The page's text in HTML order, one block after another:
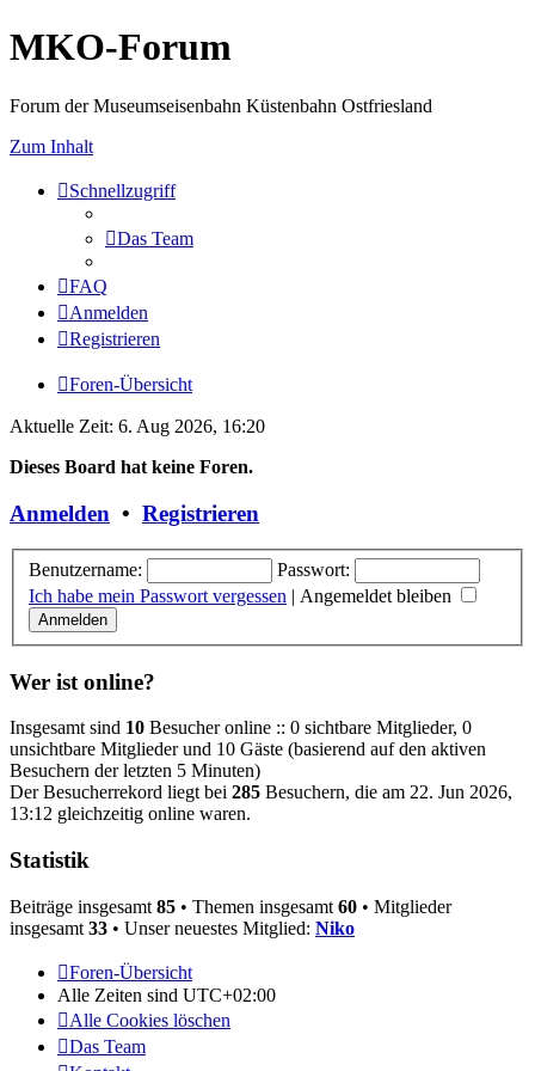
MKO-Forum
Forum der Museumseisenbahn Küstenbahn Ostfriesland
Zum Inhalt
Schnellzugriff
Das Team
FAQ
Anmelden
Registrieren
Foren-Übersicht
Aktuelle Zeit: 6. Aug 2026, 16:20
Dieses Board hat keine Foren.
Anmelden • Registrieren
Benutzername:
Passwort:
Ich habe mein Passwort vergessen | Angemeldet bleiben
Wer ist online?
Insgesamt sind 10 Besucher online :: 0 sichtbare Mitglieder, 0
unsichtbare Mitglieder und 10 Gäste (basierend auf den aktiven
Besuchern der letzten 5 Minuten)
Der Besucherrekord liegt bei 285 Besuchern, die am 22. Jun 2026,
13:12 gleichzeitig online waren.
Statistik
Beiträge insgesamt 85 • Themen insgesamt 60 • Mitglieder
insgesamt 33 • Unser neuestes Mitglied: Niko
Foren-Übersicht
Alle Zeiten sind UTC+02:00
Alle Cookies löschen
Das Team